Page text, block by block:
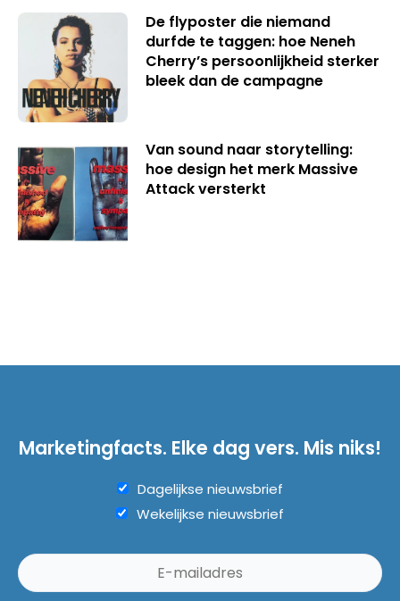
De flyposter die niemand
durfde te taggen: hoe Neneh
Cherry’s persoonlijkheid sterker
bleek dan de campagne
Van sound naar storytelling:
hoe design het merk Massive
Attack versterkt
Marketingfacts. Elke dag vers. Mis niks!
Dagelijkse nieuwsbrief
Wekelijkse nieuwsbrief